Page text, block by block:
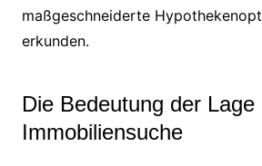
maßgeschneiderte
erkunden.
Die Bedeutung der Lage
Immobiliensuche